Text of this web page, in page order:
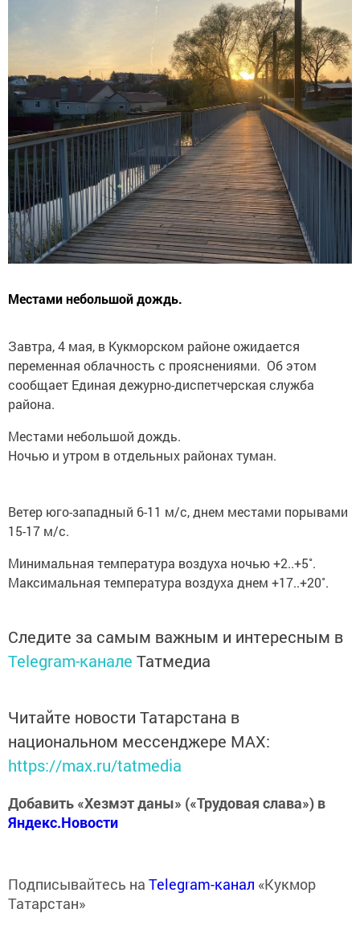
Местами небольшой дождь.
Завтра, 4 мая, в Кукморском районе ожидается
переменная облачность с прояснениями. Об этом
сообщает Единая дежурно-диспетчерская служба
района.
Местами небольшой дождь.
Ночью и утром в отдельных районах туман.
Ветер юго-западный 6-11 м/с, днем местами порывами
15-17 м/с.
Минимальная температура воздуха ночью +2..+5˚.
Максимальная температура воздуха днем +17..+20˚.
Следите за самым важным и интересным в
Telegram-канале Татмедиа
Читайте новости Татарстана в
национальном мессенджере MАХ:
https://max.ru/tatmedia
Добавить «Хезмэт даны» («Трудовая слава») в
Яндекс.Новости
Подписывайтесь на Telegram-канал «Кукмор
Татарстан»